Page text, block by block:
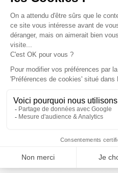
Délai de rétractation de
30 jours
Clic and collect
votre commande
Une équipe de passionnés